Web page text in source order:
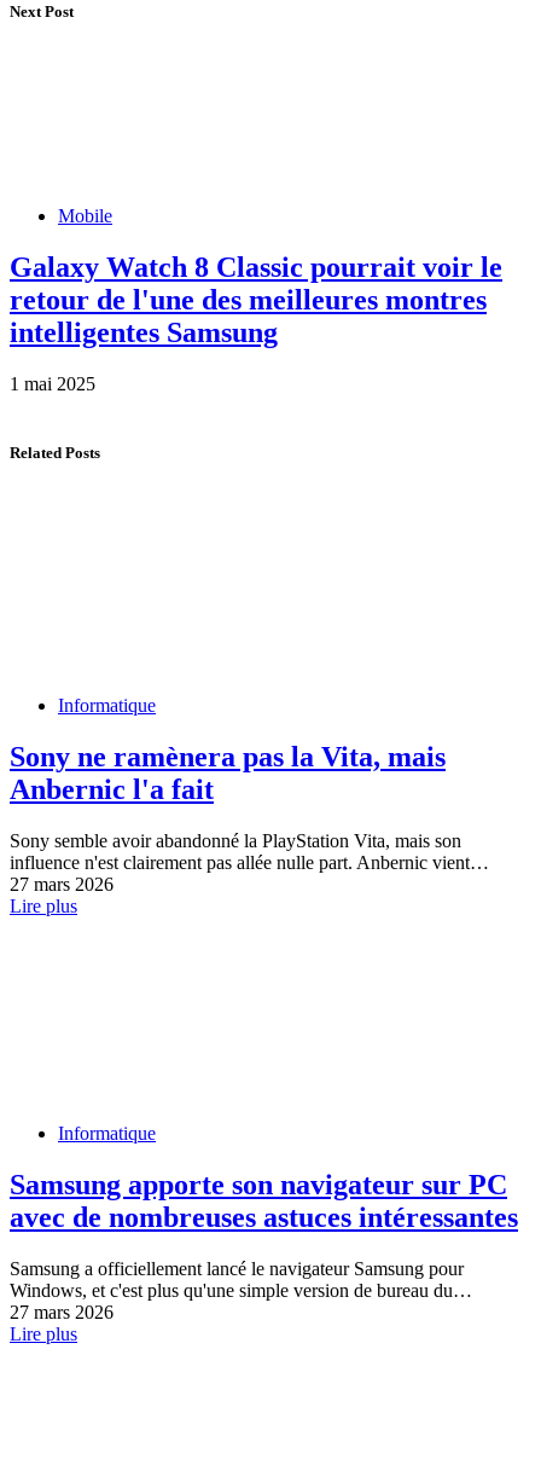
Next Post
Mobile
Galaxy Watch 8 Classic pourrait voir le
retour de l'une des meilleures montres
intelligentes Samsung
1 mai 2025
Related Posts
Informatique
Sony ne ramènera pas la Vita, mais
Anbernic l'a fait
Sony semble avoir abandonné la PlayStation Vita, mais son
influence n'est clairement pas allée nulle part. Anbernic vient…
27 mars 2026
Lire plus
Informatique
Samsung apporte son navigateur sur PC
avec de nombreuses astuces intéressantes
Samsung a officiellement lancé le navigateur Samsung pour
Windows, et c'est plus qu'une simple version de bureau du…
27 mars 2026
Lire plus